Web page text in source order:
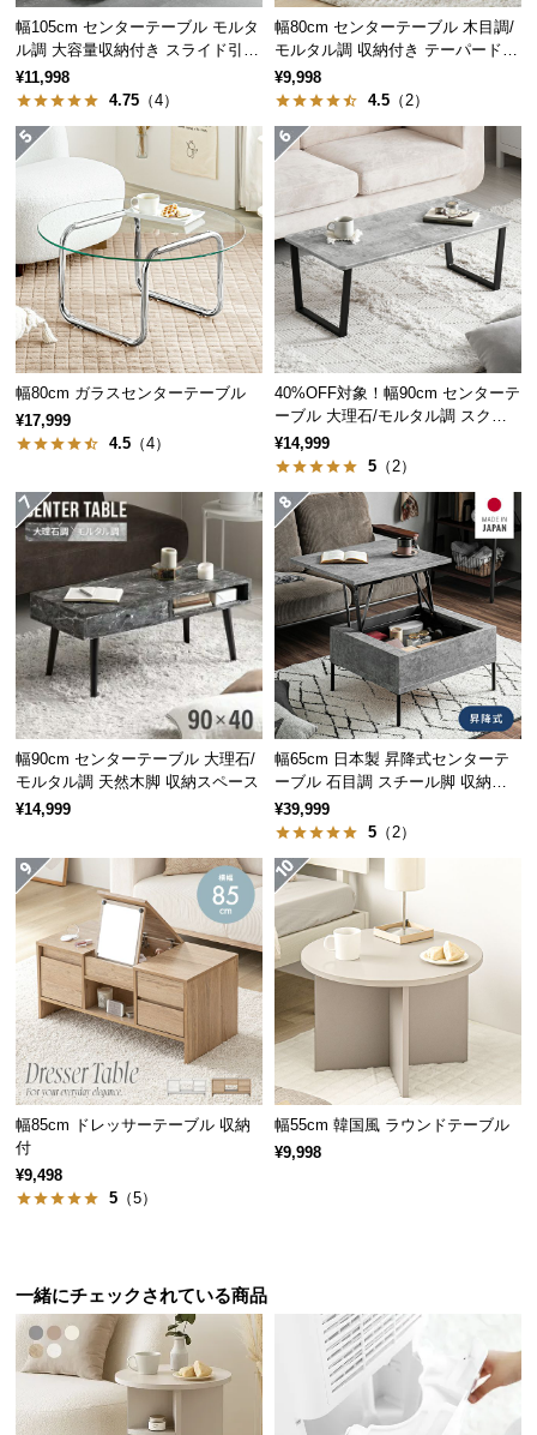
返
品・
セ
に
つ
い
て
保
証
に
い
て
会
員
規
約
に
つ
い
て
客
様
ト
お
知
ら
せ
ロ
強度に優れたスチールフレーム
曲がりや歪みに強いスチールフレームを採用。耐久
性が高く、安全にご使用いただけます。
サビを防ぐパウダーコーディング
フレームにはサビ防止のパウダーコーティング加工
を施しました。色褪せや塗装剥がれも軽減します。
ガタつき防止のアジャスター
脚裏にはガタつきを抑えるアジャスター付き。高さ
幅105cm センターテーブル モルタ
ル調 大容量収納付き スライド引き
出し2杯
¥11,998
4.75 （4）
幅80cm センターテーブル 木目調/
モルタル調 収納付き テーパードレ
ッグ
¥9,998
4.5 （2）
幅80cm ガラスセンターテーブル
¥17,999
4.5 （4）
40%OFF対象！幅90cm センターテ
ーブル 大理石/モルタル調 スクエ
アレッグ 安心面取り加工
¥14,999
5 （2）
幅90cm センターテーブル 大理石/
モルタル調 天然木脚 収納スペース
¥14,999
幅65cm 日本製 昇降式センターテ
ーブル 石目調 スチール脚 収納ス
ペース 高さ34~54.5cm
¥39,999
5 （2）
幅85cm ドレッサーテーブル 収納
付
¥9,498
5 （5）
幅55cm 韓国風 ラウンドテーブル
¥9,998
一緒にチェックされている商品